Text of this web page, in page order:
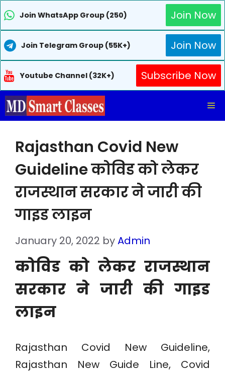
Join WhatsApp Group (250) Join Now
Join Telegram Group (55K+) Join Now
Youtube Channel (32K+)
Subscribe Now
Skip
to
Rajasthan Covid New
Guideline कोविड को लेकर
राजस्थान सरकार ने जारी की
गाइड लाइन
January 20, 2022 byAdmin
कोविड को लेकर राजस्थान
सरकार ने जारी की गाइड
लाइन
Rajasthan Covid New Guideline,
Rajasthan New Guide Line, Covid